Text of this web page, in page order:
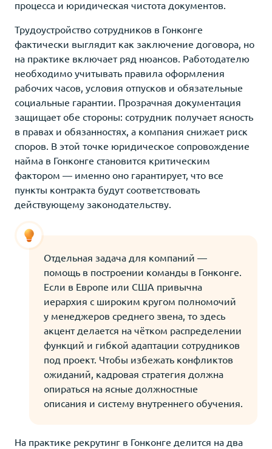
процесса и юридическая чистота документов.
Трудоустройство сотрудников в Гонконге
фактически выглядит как заключение договора, но
на практике включает ряд нюансов. Работодателю
необходимо учитывать правила оформления
рабочих часов, условия отпусков и обязательные
социальные гарантии. Прозрачная документация
защищает обе стороны: сотрудник получает ясность
в правах и обязанностях, а компания снижает риск
споров. В этой точке юридическое сопровождение
найма в Гонконге становится критическим
фактором — именно оно гарантирует, что все
пункты контракта будут соответствовать
действующему законодательству.
Отдельная задача для компаний —
помощь в построении команды в Гонконге.
Если в Европе или США привычна
иерархия с широким кругом полномочий
у менеджеров среднего звена, то здесь
акцент делается на чётком распределении
функций и гибкой адаптации сотрудников
под проект. Чтобы избежать конфликтов
ожиданий, кадровая стратегия должна
опираться на ясные должностные
описания и систему внутреннего обучения.
На практике рекрутинг в Гонконге делится на два